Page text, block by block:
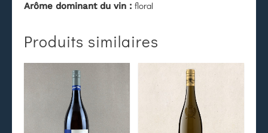
Arôme dominant du vin : floral
Produits similaires